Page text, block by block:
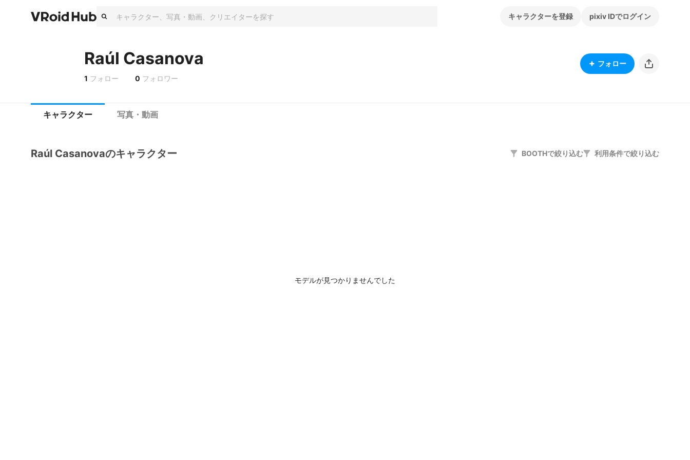
キャラクターを登録 pixiv IDでログイン
Raúl Casanova
1 フォロー 0 フォロワー
フォロー
キャラクター 写真・動画
Raúl Casanovaのキャラクター BOOTHで絞り込む 利用条件で絞り込む
モデルが見つかりませんでした